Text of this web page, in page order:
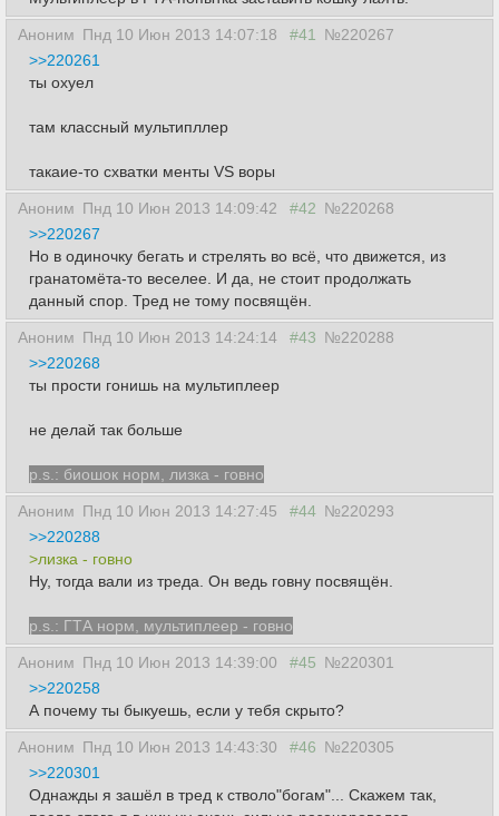
Аноним Пнд 10 Июн 2013 14:07:18 #41
№220267
>>220261
ты охуел
там классный мультипллер
такаие-то схватки менты VS воры
Аноним Пнд 10 Июн 2013 14:09:42 #42 №220268
>>220267
Но в одиночку бегать и стрелять во всё, что движется, из
гранатомёта-то веселее. И да, не стоит продолжать
данный спор. Тред не тому посвящён.
Аноним Пнд 10 Июн 2013 14:24:14 #43 №220288
>>220268
ты прости гонишь на мультиплеер
не делай так больше
p.s.: биошок норм, лизка - говно
Аноним Пнд 10 Июн 2013 14:27:45 #44 №220293
>>220288
>лизка - говно
Ну, тогда вали из треда. Он ведь говну посвящён.
p.s.: ГТА норм, мультиплеер - говно
Аноним Пнд 10 Июн 2013 14:39:00 #45 №220301
>>220258
А почему ты быкуешь, если у тебя скрыто?
Аноним Пнд 10 Июн 2013 14:43:30 #46 №220305
>>220301
Однажды я зашёл в тред к стволо"богам"... Скажем так,